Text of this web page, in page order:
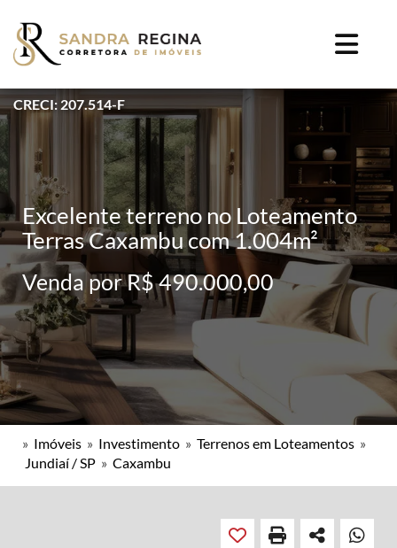
CRECI: 207.514-F
Excelente terreno no Loteamento
Terras Caxambu com 1.004m²
Venda por R$ 490.000,00
» Imóveis » Investimento » Terrenos em Loteamentos »
Jundiaí / SP » Caxambu